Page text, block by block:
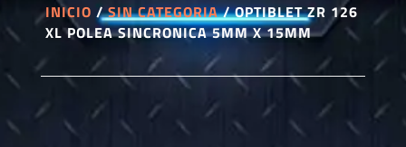
Wis
INICIO /SIN CATEGORIA/ OPTIBLET ZR 126
XL POLEA SINCRONICA 5MM X 15MM